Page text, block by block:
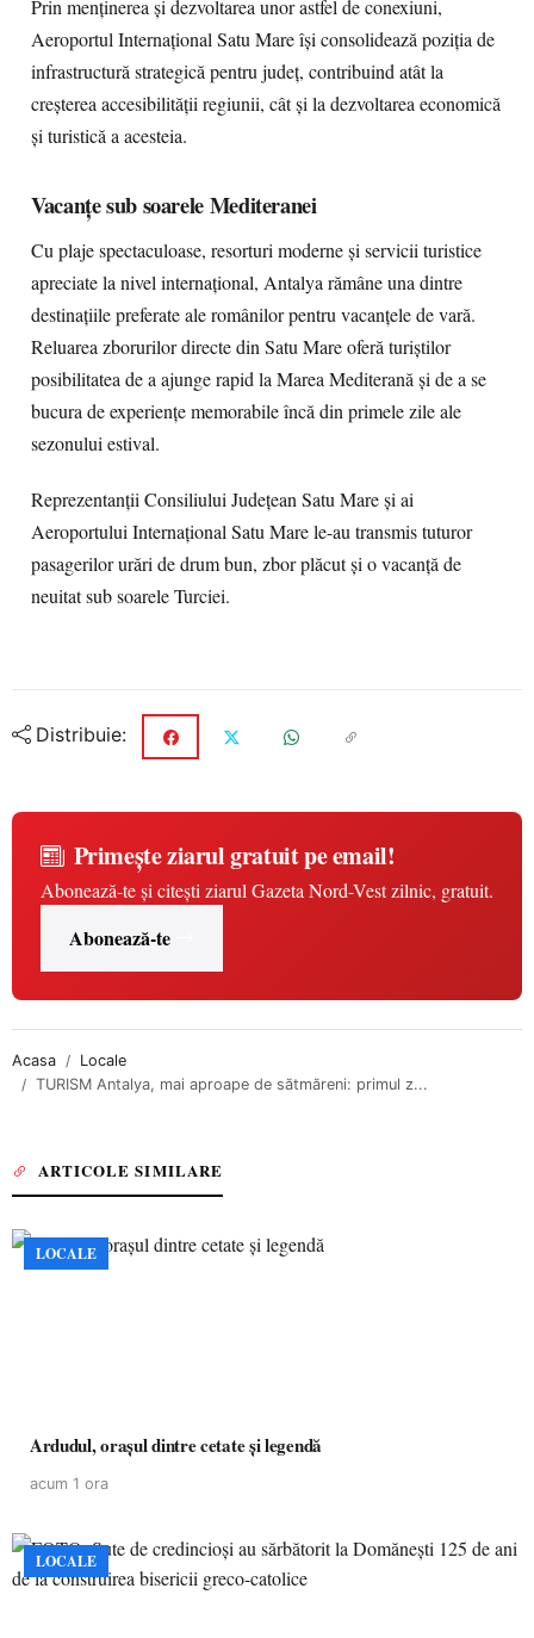
Prin menținerea și dezvoltarea unor astfel de conexiuni,
Aeroportul Internațional Satu Mare își consolidează poziția de
infrastructură strategică pentru județ, contribuind atât la
creșterea accesibilității regiunii, cât și la dezvoltarea economică
și turistică a acesteia.
Vacanțe sub soarele Mediteranei
Cu plaje spectaculoase, resorturi moderne și servicii turistice
apreciate la nivel internațional, Antalya rămâne una dintre
destinațiile preferate ale românilor pentru vacanțele de vară.
Reluarea zborurilor directe din Satu Mare oferă turiștilor
posibilitatea de a ajunge rapid la Marea Mediterană și de a se
bucura de experiențe memorabile încă din primele zile ale
sezonului estival.
Reprezentanții Consiliului Județean Satu Mare și ai
Aeroportului Internațional Satu Mare le-au transmis tuturor
pasagerilor urări de drum bun, zbor plăcut și o vacanță de
neuitat sub soarele Turciei.
Distribuie:
Primește ziarul gratuit pe email!
Abonează-te și citești ziarul Gazeta Nord-Vest zilnic, gratuit.
Abonează-te
Acasa
Locale
TURISM Antalya, mai aproape de sătmăreni: primul z...
ARTICOLE SIMILARE
LOCALE
Ardudul, orașul dintre cetate și legendă
acum 1 ora
LOCALE